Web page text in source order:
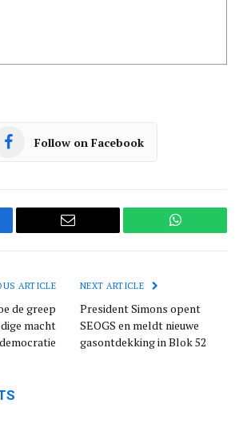
Follow on Facebook
Email WhatsApp
ARTICLE
de greep
macht
NEXT ARTICLE
President Simons opent
SEOGS en meldt nieuwe
gasontdekking in Blok 52